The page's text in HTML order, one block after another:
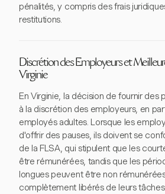
pénalités, y compris des frais
restitutions.
Discrétion des Employeurs et
Virginie
En Virginie, la décision de fournir des
à la discrétion des employeurs, en
employés adultes. Lorsque les
d'offrir des pauses, ils doivent se
de la FLSA, qui stipulent que les
être rémunérées, tandis que les
longues peuvent être non
complètement libérés de leurs